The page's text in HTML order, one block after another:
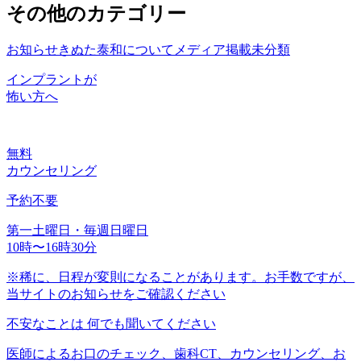
その他のカテゴリー
お知らせきぬた泰和について メディア掲載未分類
インプラントが
怖い方へ
無料
カウンセリング
予約不要
第一土曜日・毎週日曜日
10時〜16時30分
※稀に、日程が変則になることがあります。お手数ですが、
当サイトのお知らせをご確認ください
不安なことは 何でも聞いてください
医師によるお口のチェック、歯科CT、カウンセリング、お